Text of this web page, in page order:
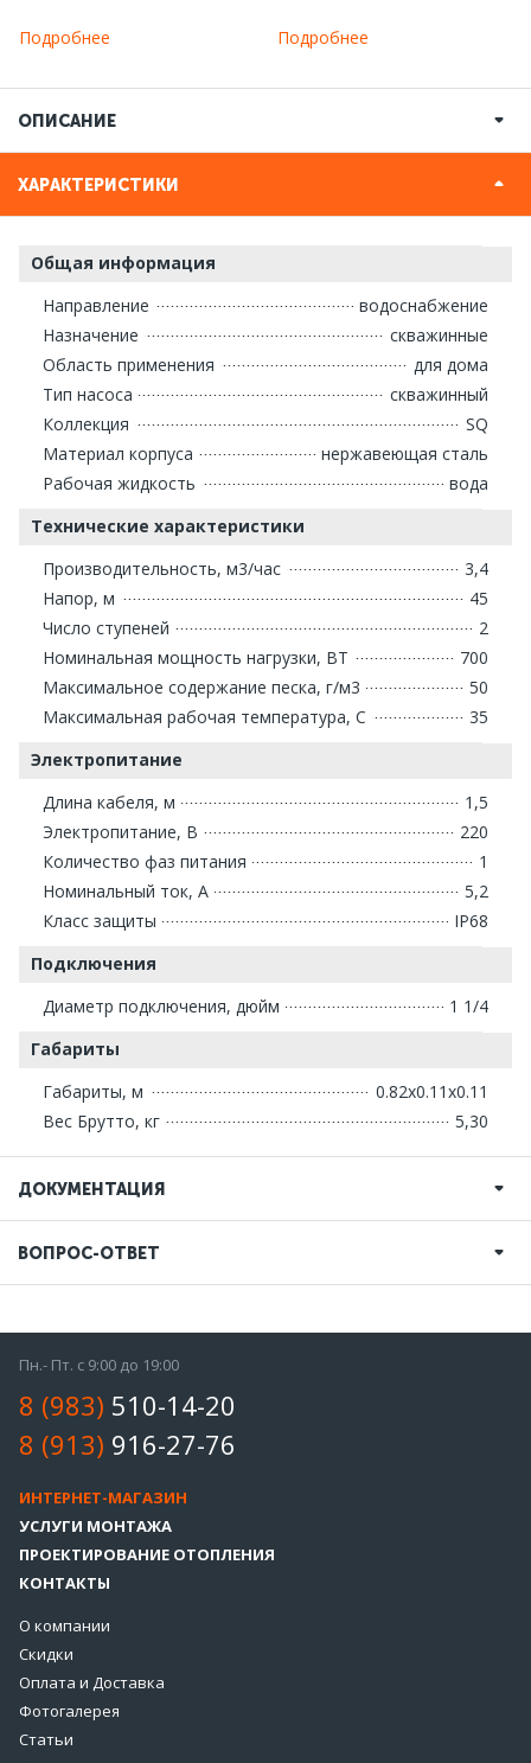
Подробнее Подробнее
ОПИСАНИЕ
ХАРАКТЕРИСТИКИ
Общая информация
Направление
водоснабжение
Назначение
скважинные
Область применения
для дома
Тип насоса
скважинный
Коллекция
SQ
Материал корпуса
нержавеющая сталь
Рабочая жидкость
вода
Технические характеристики
Производительность, м3/час
3,4
Напор, м
45
Число ступеней
2
Номинальная мощность нагрузки, ВТ
700
Максимальное содержание песка, г/м3
50
Максимальная рабочая температура, С
35
Электропитание
Длина кабеля, м
1,5
Электропитание, В
220
Количество фаз питания
1
Номинальный ток, А
5,2
Класс защиты
IP68
Подключения
Диаметр подключения, дюйм
1 1/4
Габариты
Габариты, м
0.82x0.11x0.11
Вес Брутто, кг
5,30
ДОКУМЕНТАЦИЯ
ВОПРОС-ОТВЕТ
Пн.- Пт. с 9:00 до 19:00
8 (983) 510-14-20
8 (913) 916-27-76
ИНТЕРНЕТ-МАГАЗИН
УСЛУГИ МОНТАЖА
ПРОЕКТИРОВАНИЕ ОТОПЛЕНИЯ
КОНТАКТЫ
О компании
Скидки
Оплата и Доставка
Фотогалерея
Статьи